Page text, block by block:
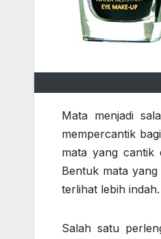
Mata menjadi
mempercantik
mata yang cantik
Bentuk mata
terlihat lebih indah.
Salah satu